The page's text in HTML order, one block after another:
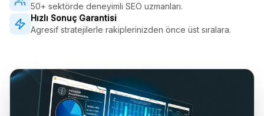
50+ sektörde deneyimli SEO uzmanları.
Hızlı Sonuç Garantisi
Agresif stratejilerle rakiplerinizden önce üst sıralara.